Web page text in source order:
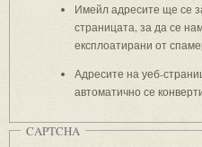
Имейл адресите ще се
страницата, за да се
експлоатирани от
Адресите на уеб-
автоматично се
CAPTCHA